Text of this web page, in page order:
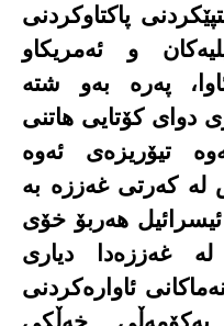
پاکتاوکردنی
و ئەمریکاو
پەرە بەو شتە
دوای کۆتایی هاتنی
تیۆریزەی ئەوە
لە کەرتی غەززە بە
ئیسرائیل هەربۆ خۆی
غەززەدا دیاری
ئاوارەکردنی